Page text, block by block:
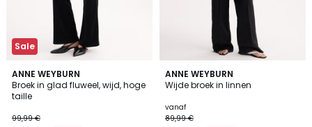
Sale
ANNE WEYBURN
Broek in glad fluweel, wijd, hoge
taille
99,99 €
4,4
/ 5
ANNE WEYBURN
Wijde broek in linnen
vanaf
89,99 €
4,1
/ 5
3
Kleuren